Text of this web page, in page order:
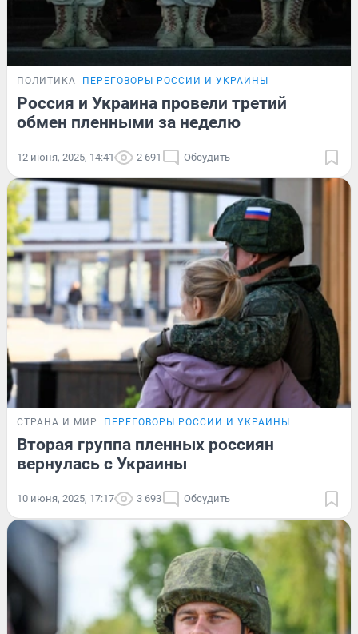
ПОЛИТИКА ПЕРЕГОВОРЫ РОССИИ И УКРАИНЫ
Россия и Украина провели третий
обмен пленными за неделю
12 июня, 2025, 14:41 2 691 Обсудить
СТРАНА И МИР ПЕРЕГОВОРЫ РОССИИ И УКРАИНЫ
Вторая группа пленных россиян
вернулась с Украины
10 июня, 2025, 17:17 3 693 Обсудить